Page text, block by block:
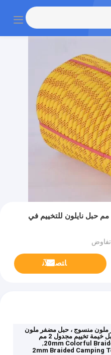
حبل مضفر ملون منسوج 2 ~ 20 مم حبل نايلون للتخييم في
ﺎﺘﺼﻟ ﺍﻶﻧ
منسوج ، حبل مضفر ملون
20mm Colorful
,
2mm Braided Camping